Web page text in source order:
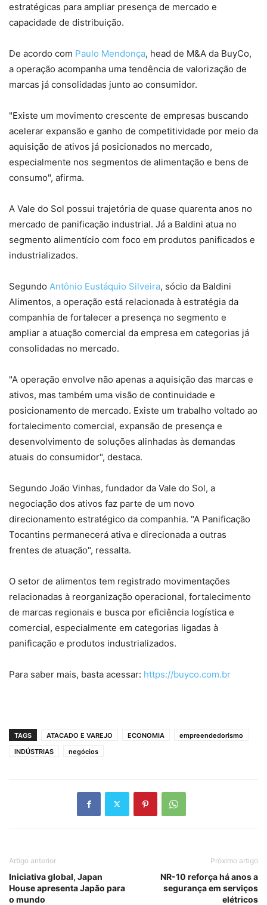
estratégicas para ampliar presença de mercado e
capacidade de distribuição.
De acordo com Paulo Mendonça, head de M&A da BuyCo,
a operação acompanha uma tendência de valorização de
marcas já consolidadas junto ao consumidor.
"Existe um movimento crescente de empresas buscando
acelerar expansão e ganho de competitividade por meio da
aquisição de ativos já posicionados no mercado,
especialmente nos segmentos de alimentação e bens de
consumo", afirma.
A Vale do Sol possui trajetória de quase quarenta anos no
mercado de panificação industrial. Já a Baldini atua no
segmento alimentício com foco em produtos panificados e
industrializados.
Segundo Antônio Eustáquio Silveira, sócio da Baldini
Alimentos, a operação está relacionada à estratégia da
companhia de fortalecer a presença no segmento e
ampliar a atuação comercial da empresa em categorias já
consolidadas no mercado.
"A operação envolve não apenas a aquisição das marcas e
ativos, mas também uma visão de continuidade e
posicionamento de mercado. Existe um trabalho voltado ao
fortalecimento comercial, expansão de presença e
desenvolvimento de soluções alinhadas às demandas
atuais do consumidor", destaca.
Segundo João Vinhas, fundador da Vale do Sol, a
negociação dos ativos faz parte de um novo
direcionamento estratégico da companhia. "A Panificação
Tocantins permanecerá ativa e direcionada a outras
frentes de atuação", ressalta.
O setor de alimentos tem registrado movimentações
relacionadas à reorganização operacional, fortalecimento
de marcas regionais e busca por eficiência logística e
comercial, especialmente em categorias ligadas à
panificação e produtos industrializados.
Para saber mais, basta acessar: https://buyco.com.br
TAGS ATACADO E VAREJO ECONOMIA
empreendedorismo
INDÚSTRIAS
negócios
Artigo anterior
Iniciativa global, Japan
House apresenta Japão para
o mundo
Próximo artigo
NR-10 reforça há anos a
segurança em serviços
elétricos